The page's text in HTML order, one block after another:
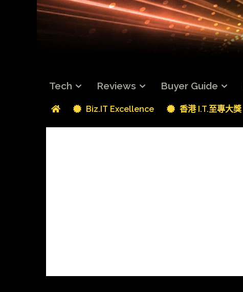
Tech Reviews Buyer Guide
Biz.IT Excellence 香港 I.T.至專大獎